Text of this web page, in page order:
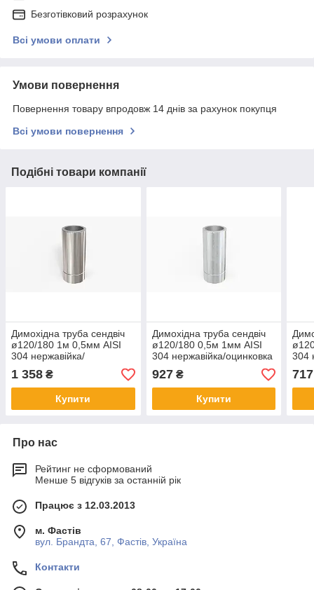
Безготівковий розрахунок
Всі умови оплати
Умови повернення
Повернення товару впродовж 14 днів за рахунок покупця
Всі умови повернення
Подібні товари компанії
Димохідна труба сендвіч
ø120/180 1м 0,5мм AISI
304 нержавійка/
нержавійка
1 358 ₴
Купити
Димохідна труба сендвіч
ø120/180 0,5м 1мм AISI
304 нержавійка/оцинковка
927₴
Купити
304
717
Про нас
Рейтинг не сформований
Менше 5 відгуків за останній рік
Працює з 12.03.2013
м. Фастів
вул. Брандта, 67, Фастів, Україна
Контакти